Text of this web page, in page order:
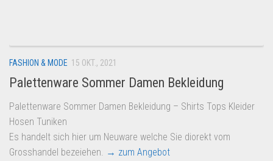
Amazon
Aldi
Lidl
Kostenlos verkaufen
Anmelden
FASHION & MODE 15 OKT., 2021
Palettenware Sommer Damen Bekleidung
Palettenware Sommer Damen Bekleidung – Shirts Tops Kleider
Hosen Tuniken
Es handelt sich hier um Neuware welche Sie diorekt vom
Grosshandel bezeiehen. → zum Angebot